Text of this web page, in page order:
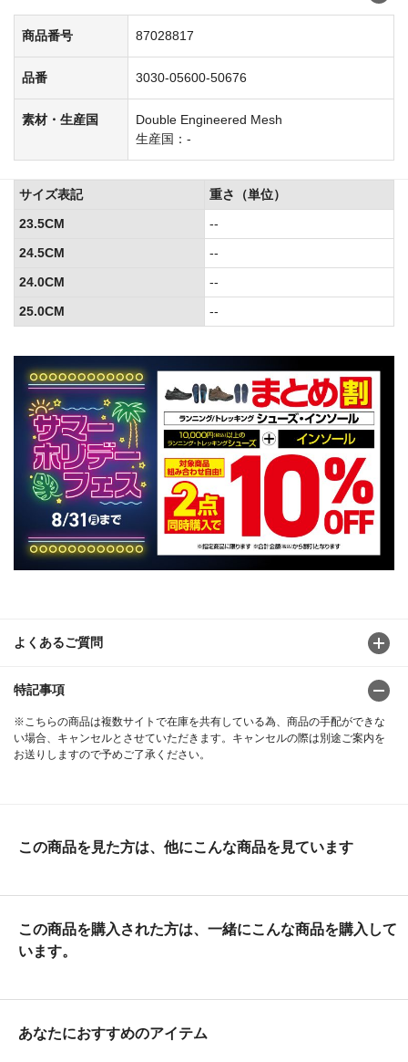
商品番号 87028817
品番 3030-05600-50676
素材・生産国
Double Engineered Mesh
生産国：-
よくあるご質問
特記事項
※こちらの商品は複数サイトで在庫を共有している為、商品の手配ができな
い場合、キャンセルとさせていただきます。キャンセルの際は別途ご案内を
お送りしますので予めご了承ください。
サイズ表記
重さ（単位）
23.5CM
--
24.5CM
--
24.0CM
--
25.0CM
--
この商品を見た方は、他にこんな商品を見ています
この商品を購入された方は、一緒にこんな商品を購入して
います。
あなたにおすすめのアイテム